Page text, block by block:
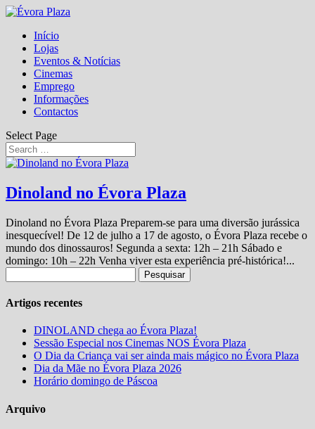
Início
Lojas
Eventos & Notícias
Cinemas
Emprego
Informações
Contactos
Select Page
Dinoland no Évora Plaza
Dinoland no Évora Plaza Preparem-se para uma diversão jurássica
inesquecível! De 12 de julho a 17 de agosto, o Évora Plaza recebe o
mundo dos dinossauros! Segunda a sexta: 12h – 21h Sábado e
domingo: 10h – 22h Venha viver esta experiência pré-histórica!...
por:
Artigos recentes
DINOLAND chega ao Évora Plaza!
Sessão Especial nos Cinemas NOS Évora Plaza
O Dia da Criança vai ser ainda mais mágico no Évora Plaza
Dia da Mãe no Évora Plaza 2026
Horário domingo de Páscoa
Arquivo